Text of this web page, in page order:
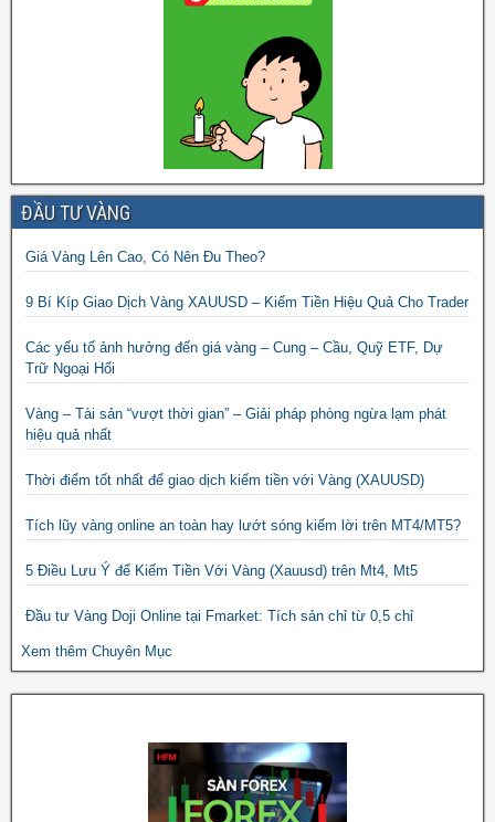
ĐẦU TƯ VÀNG
Giá Vàng Lên Cao, Có Nên Đu Theo?
9 Bí Kíp Giao Dịch Vàng XAUUSD – Kiếm Tiền Hiệu Quả Cho Trader
Các yếu tố ảnh hưởng đến giá vàng – Cung – Cầu, Quỹ ETF, Dự
Trữ Ngoại Hối
Vàng – Tài sản “vượt thời gian” – Giải pháp phòng ngừa lạm phát
hiệu quả nhất
Thời điểm tốt nhất để giao dịch kiếm tiền với Vàng (XAUUSD)
Tích lũy vàng online an toàn hay lướt sóng kiếm lời trên MT4/MT5?
5 Điều Lưu Ý để Kiếm Tiền Với Vàng (Xauusd) trên Mt4, Mt5
Đầu tư Vàng Doji Online tại Fmarket: Tích sản chỉ từ 0,5 chỉ
Xem thêm Chuyên Mục